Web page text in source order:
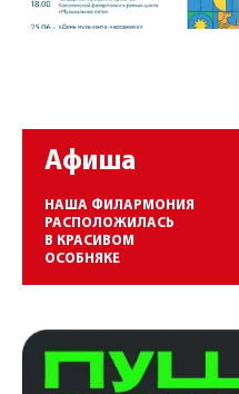
Афиша
НАША ФИЛАРМОНИЯ
РАСПОЛОЖИЛАСЬ
В КРАСИВОМ
ОСОБНЯКЕ